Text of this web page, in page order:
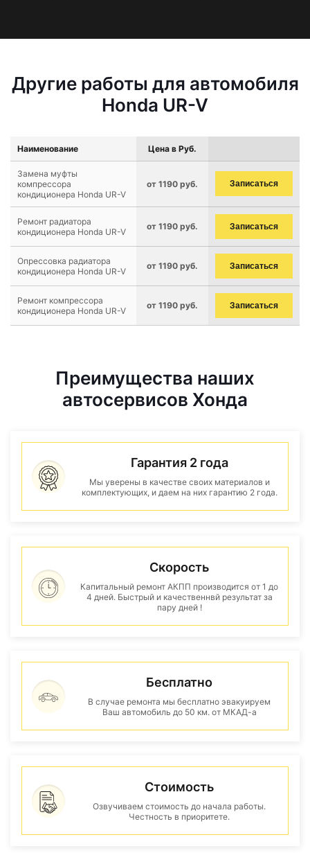
Другие работы для автомобиля
Honda UR-V
Наименование Цена в Руб.
Замена муфты
компрессора
кондиционера Honda UR-V
от 1190 руб. Записаться
Ремонт радиатора
кондиционера Honda UR-V
от 1190 руб. Записаться
Опрессовка радиатора
кондиционера Honda UR-V
от 1190 руб. Записаться
Ремонт компрессора
кондиционера Honda UR-V
от 1190 руб. Записаться
Преимущества наших
автосервисов Хонда
Гарантия 2 года
Мы уверены в качестве своих материалов и
комплектующих, и даем на них гарантию 2 года.
Скорость
Капитальный ремонт АКПП производится от 1 до
4 дней. Быстрый и качественнвй результат за
пару дней !
Бесплатно
В случае ремонта мы бесплатно эвакуируем
Ваш автомобиль до 50 км. от МКАД-а
Стоимость
Озвучиваем стоимость до начала работы.
Честность в приоритете.